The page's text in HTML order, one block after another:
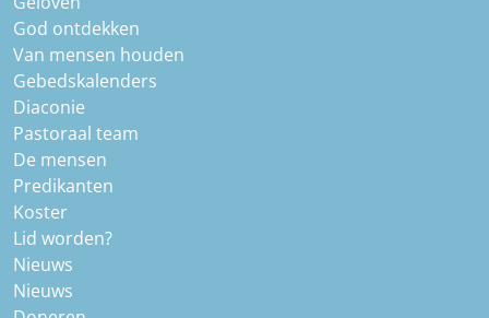
God ontdekken
Van mensen houden
Gebedskalenders
Diaconie
Pastoraal team
De mensen
Predikanten
Koster
Lid worden?
Nieuws
Nieuws